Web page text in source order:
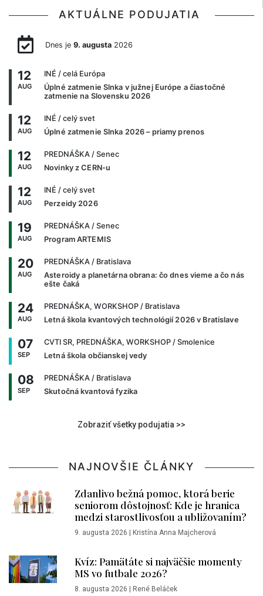
AKTUÁLNE PODUJATIA
Dnes je 9. augusta2026
12
AUG
INÉ / celá Európa
Úplné zatmenie Slnka v južnej Európe a čiastočné
zatmenie na Slovensku 2026
12
AUG
INÉ / celý svet
Úplné zatmenie Slnka 2026 – priamy prenos
12
AUG
PREDNÁŠKA / Senec
Novinky z CERN-u
12
AUG
INÉ / celý svet
Perzeidy 2026
19
AUG
PREDNÁŠKA / Senec
Program ARTEMIS
20
AUG
PREDNÁŠKA / Bratislava
Asteroidy a planetárna obrana: čo dnes vieme a čo nás
ešte čaká
24
AUG
PREDNÁŠKA, WORKSHOP / Bratislava
Letná škola kvantových technológií 2026 v Bratislave
07
SEP
CVTI SR, PREDNÁŠKA, WORKSHOP / Smolenice
Letná škola občianskej vedy
08
SEP
PREDNÁŠKA / Bratislava
Skutočná kvantová fyzika
Zobraziť všetky podujatia >>
NAJNOVŠIE ČLÁNKY
Zdanlivo bežná pomoc, ktorá berie
seniorom dôstojnosť: Kde je hranica
medzi starostlivosťou a ubližovaním?
9. augusta 2026 Kristína Anna Majcherová
Kvíz: Pamätáte si najväčšie momenty
MS vo futbale 2026?
8. augusta 2026 René Beláček